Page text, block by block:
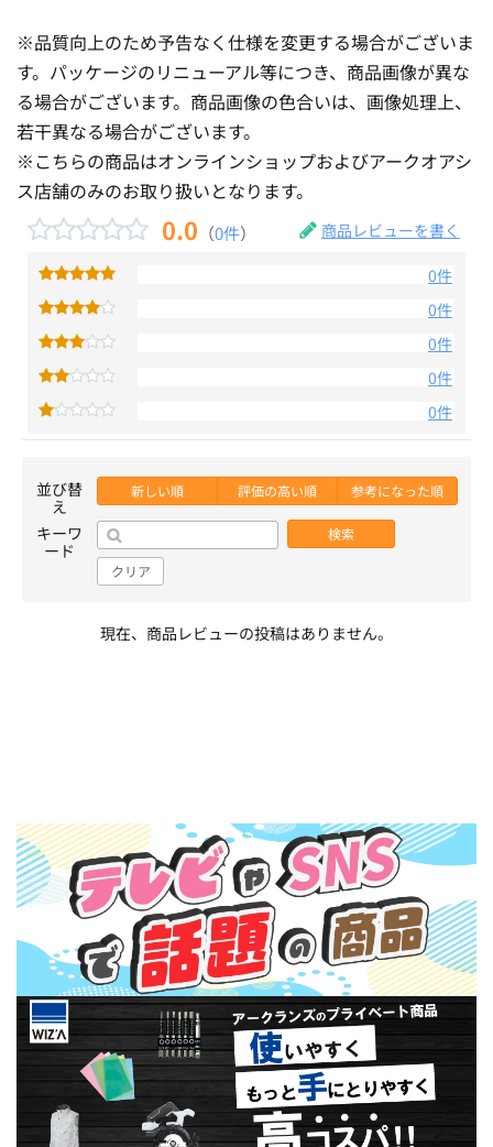
※品質向上のため予告なく仕様を変更する場合がございま
す。パッケージのリニューアル等につき、商品画像が異な
る場合がございます。商品画像の色合いは、画像処理上、
若干異なる場合がございます。
※こちらの商品はオンラインショップおよびアークオアシ
ス店舗のみのお取り扱いとなります。
0.0 （0件） 商品レビューを書く
0件
0件
0件
0件
0件
並び替
え
新しい順 評価の高い順 参考になった順
キーワ
ード
検索
クリア
現在、商品レビューの投稿はありません。